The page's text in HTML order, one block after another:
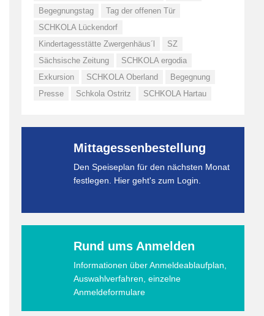
Begegnungstag
Tag der offenen Tür
SCHKOLA Lückendorf
Kindertagesstätte Zwergenhäus´l
SZ
Sächsische Zeitung
SCHKOLA ergodia
Exkursion
SCHKOLA Oberland
Begegnung
Presse
Schkola Ostritz SCHKOLA Hartau
Mittagessenbestellung
Den Speiseplan für den nächsten Monat
festlegen. Hier geht's zum Login.
Rund ums Anmelden
Informationen über Anmeldeablaufplan,
Auswahlverfahren, einzelne
Anmeldeformulare